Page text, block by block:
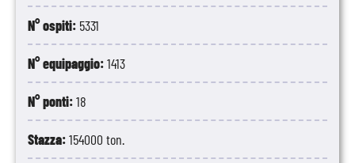
N° ospiti: 5331
N° equipaggio:1413
N° ponti:18
Stazza:154000 ton.